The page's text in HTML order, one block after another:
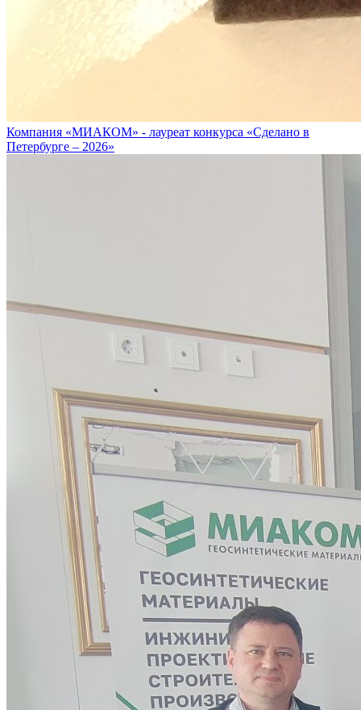
Компания «МИАКОМ» - лауреат конкурса «Сделано в
Петербурге – 2026»